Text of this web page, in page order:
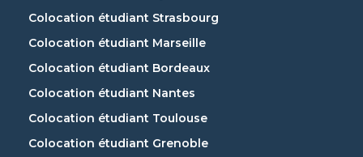
Colocation étudiant Strasbourg
Colocation étudiant Marseille
Colocation étudiant Bordeaux
Colocation étudiant Nantes
Colocation étudiant Toulouse
Colocation étudiant Grenoble